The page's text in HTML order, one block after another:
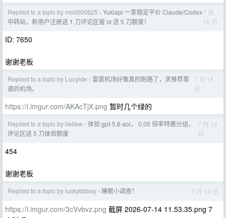
Replied to a topic by moli000625 › Yukiapi 一家稳定平价 Claude/Codex
中转站，新用户注册送 1 刀评论区留 id 送 5 刀额度！
7 月
16 日
ID: 7650
谢谢老板
Replied to a topic by Luoyide › 雷霆机场好像真的跑路了，求推荐靠
谱的机场。
7 月 15
日
https://i.imgur.com/AKAcTjX.png 暂时几个绿的
Replied to a topic by lieliew › 体验 gpt-5.6-sol， 0.05 倍率特惠分组，
评论区送 5 刀体验额度
7 月 14
日
454
谢谢老板
Replied to a topic by luckybbboy › 睡眠小调查！ 7 月 14 日
https://i.imgur.com/3cVvbvz.png 截屏 2026-07-14 11.53.35.png 7